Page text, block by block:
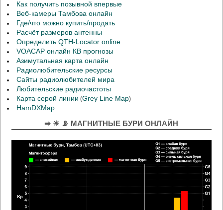
Как получить позывной впервые
Веб-камеры Тамбова онлайн
Где/что можно купить/продать
Расчёт размеров антенны
Определить QTH-Locator online
VOACAP онлайн КВ прогнозы
Азимутальная карта онлайн
Радиолюбительские ресурсы
Сайты радиолюбителей мира
Любительские радиочастоты
Карта серой линии (Grey Line Map)
HamDXMap
➡ ☀ 📡 МАГНИТНЫЕ БУРИ ОНЛАЙН